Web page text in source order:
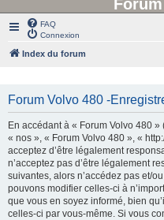
FAQ
Connexion
Index du forum
Forum Volvo 480 -
En accédant à « Forum Volvo 480
« nos », « Forum Volvo 480 », «
acceptez d’être légalement
n’acceptez pas d’être légalement
suivantes, alors n’accédez pas et/
pouvons modifier celles-ci à
que vous en soyez informé, bien
celles-ci par vous-même. Si vous